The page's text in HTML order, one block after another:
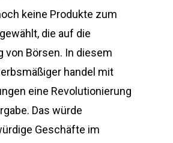
keine Produkte zum
die auf die
von Börsen. In diesem
handel mit
eine Revolutionierung
Das würde
Geschäfte im